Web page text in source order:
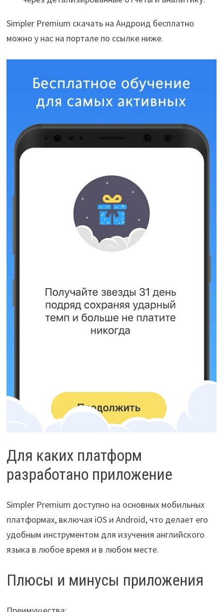
Simpler Premium скачать на Андроид бесплатно
можно у нас на портале по ссылке ниже.
Для каких платформ
разработано приложение
Simpler Premium доступно на основных мобильных
платформах, включая iOS и Android, что делает его
удобным инструментом для изучения английского
языка в любое время и в любом месте.
Плюсы и минусы приложения